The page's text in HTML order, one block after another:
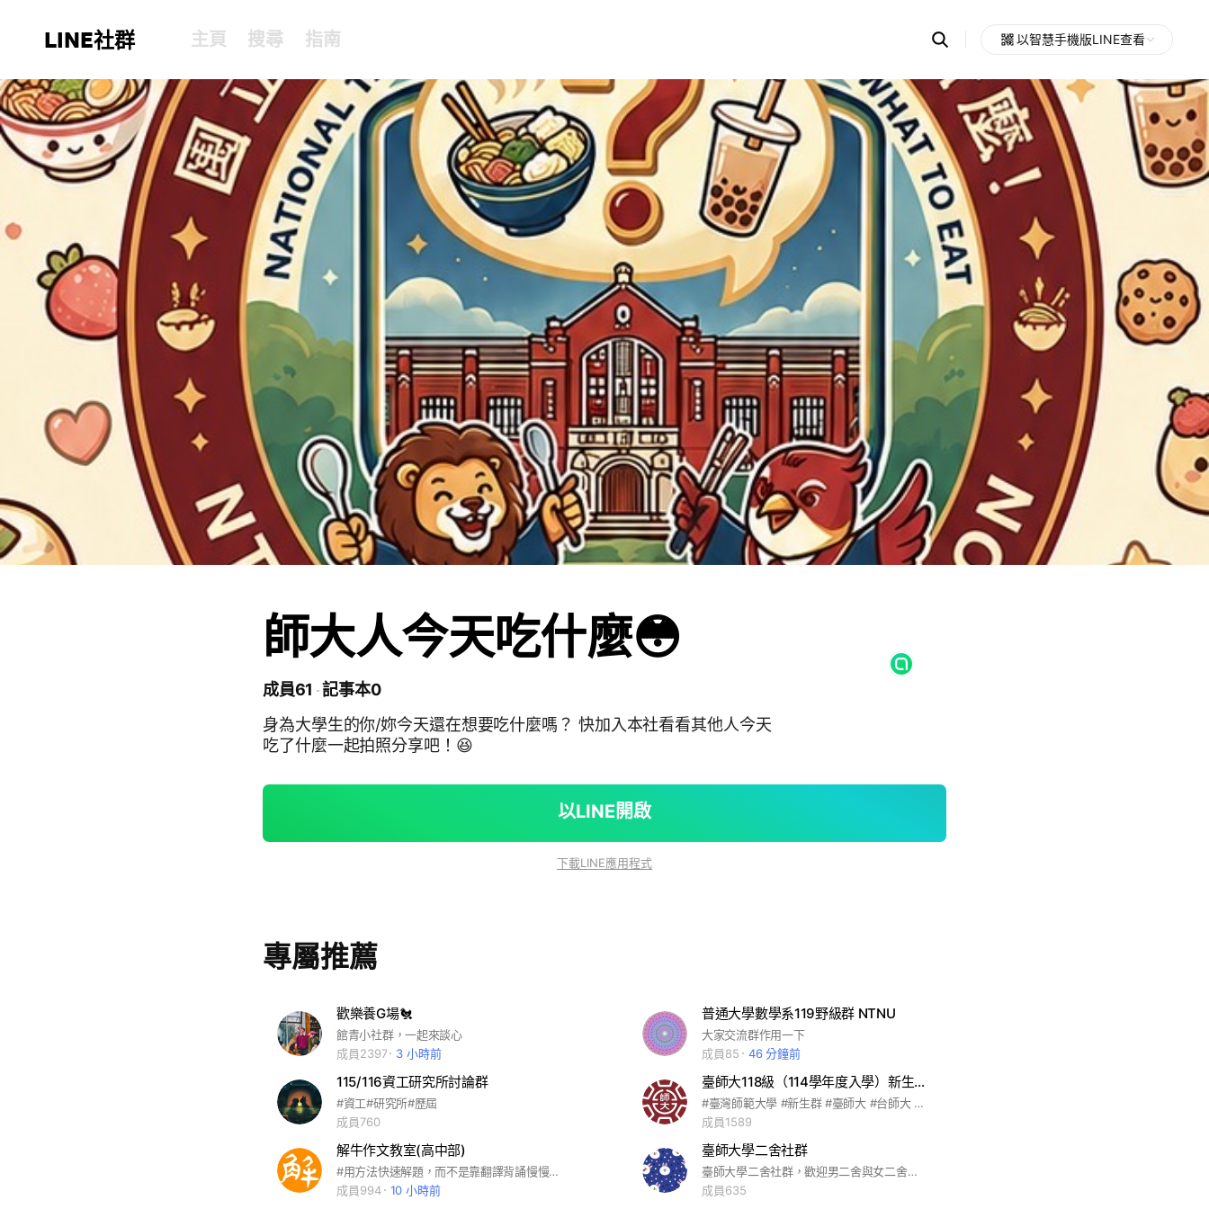
LINE社群 主頁 搜尋 指南 Search
OpenChats
messages
search
area
以智慧手機版LINE查看
師大人今天吃什麼😳
成員61 記事本0
身為大學生的你/妳今天還在想要吃什麼嗎？ 快加入本社看看其他人今天
吃了什麼一起拍照分享吧！😆
以LINE開啟
下載LINE應用程式
專屬推薦
歡樂養G場🐔
館青小社群，一起來談心
成員2397
3 小時前
普通大學數學系119野級群 NTNU
大家交流群作用一下
成員85
46 分鐘前
115/116資工研究所討論群
#資工#研究所#歷屆
成員760
臺師大118級（114學年度入學）新生交流群
#臺灣師範大學 #新生群 #臺師大 #台師大 #118級 #114學年度
成員1589
解牛作文教室(高中部)
#用方法快速解題，而不是靠翻譯背誦慢慢答題 #效率 #解題SOP #寫作SOP #解牛國文 #國文 #作文 #寫作 #國寫 #學測 #會考 #素養 #混合題 #108課綱 #庖丁解牛
成員994
10 小時前
臺師大學二舍社群
臺師大學二舍社群，歡迎男二舍與女二舍住宿生加入！
成員635